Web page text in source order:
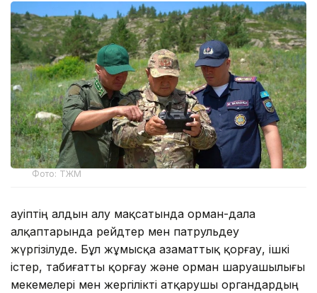
Фото: ТЖМ
Қауіптің алдын алу мақсатында орман-дала
алқаптарында рейдтер мен патрульдеу
жүргізілуде. Бұл жұмысқа азаматтық қорғау, ішкі
істер, табиғатты қорғау және орман шаруашылығы
мекемелері мен жергілікті атқарушы органдардың